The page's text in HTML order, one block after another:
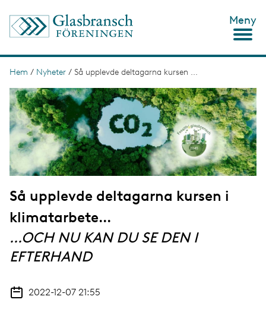
Meny
L
ä
n
k
s
t
g
Hem / Nyheter / Så upplevde deltagarna kursen ...
I
m
a
g
e
Så upplevde deltagarna kursen i
klimatarbete...
...OCH NU KAN DU SE DEN I
EFTERHAND
2022-12-07 21:55